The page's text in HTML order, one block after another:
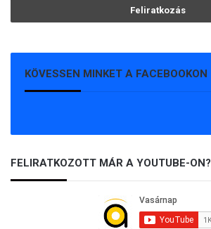
KÖVESSEN MINKET A FACEBOOKON
FELIRATKOZOTT MÁR A YOUTUBE-ON?